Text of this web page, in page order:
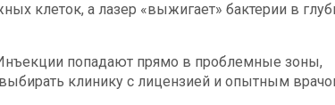
клеток, а лазер «выжигает» бактерии в
попадают прямо в проблемные зоны,
клинику с лицензией и опытным